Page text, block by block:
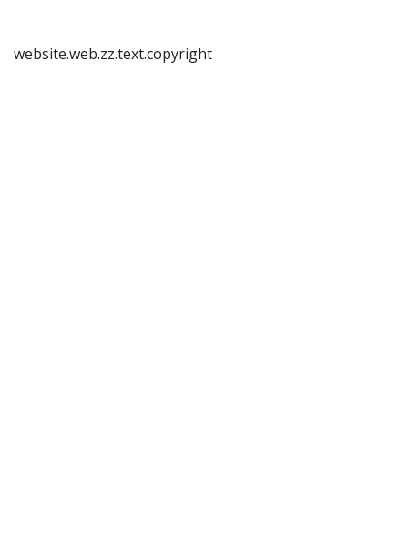
website.web.zz.text.copyright